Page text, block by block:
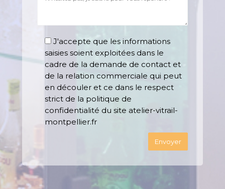
J'accepte que les informations
saisies soient exploitées dans le
cadre de la demande de contact et
de la relation commerciale qui peut
en découler et ce dans le respect
strict de la politique de
confidentialité du site atelier-vitrail-
montpellier.fr